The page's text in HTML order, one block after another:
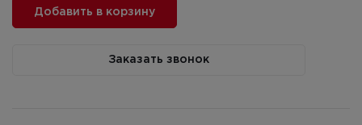
Добавить в корзину
Заказать звонок